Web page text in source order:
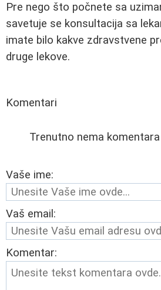
Pre nego što počnete sa
savetuje se konsultacija sa
imate bilo kakve zdravstvene
druge lekove.
Komentari
Trenutno nema
Vaše ime:
Vaš email:
Komentar: